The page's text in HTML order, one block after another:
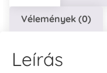
Vélemények (0)
Leírás